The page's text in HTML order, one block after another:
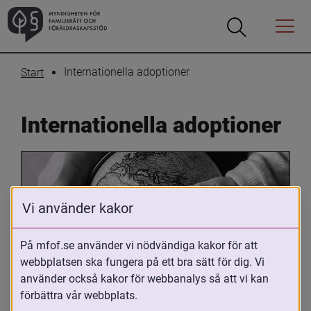
Öppna
Öppna
Menyn
Start Internationella adoptioner
Internationella adoptioner
Oavsett om du är adopterad,
adoptivförälder eller arbetar med
Vi använder kakor
På mfof.se använder vi nödvändiga kakor för att
webbplatsen ska fungera på ett bra sätt för dig. Vi
använder också kakor för webbanalys så att vi kan
förbättra vår webbplats.